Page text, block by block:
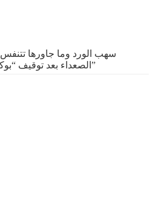
سهب الورد وما جاورها تتنفس
الصعداء بعد توقيف “بوكلاب” فور عودته من “أولاد عياد”